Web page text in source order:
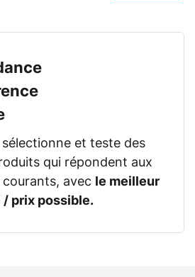
sélectionne et teste des
qui répondent aux
courants, avec
le meilleur
prix possible.